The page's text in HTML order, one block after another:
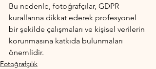
Bu nedenle, fotoğrafçılar, GDPR
kurallarına dikkat ederek profesyonel
bir şekilde çalışmaları ve kişisel verilerin
korunmasına katkıda bulunmaları
önemlidir.
Fotoğrafçılık